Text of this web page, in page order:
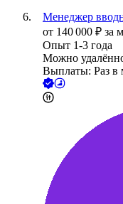
Менеджер
от 140 000 ₽ за
Опыт 1-3 года
Можно
Выплаты: Раз в